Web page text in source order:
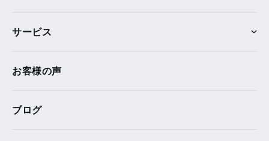
サービス
お客様の声
ブログ